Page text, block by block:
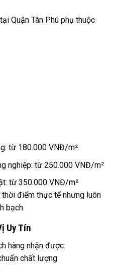
Quận Tân Phú phụ thuộc
từ 180.000 VNĐ/m²
nghiệp: từ 250.000 VNĐ/m²
từ 350.000 VNĐ/m²
điểm thực tế nhưng luôn
bạch.
Uy Tín
hàng nhận được:
chất lượng